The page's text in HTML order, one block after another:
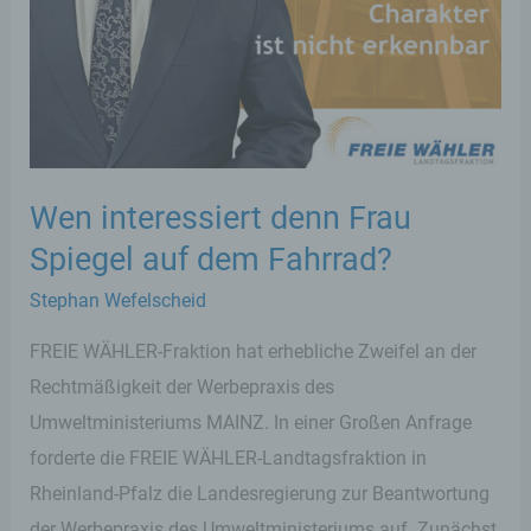
Wen interessiert denn Frau
Spiegel auf dem Fahrrad?
Stephan Wefelscheid
FREIE WÄHLER-Fraktion hat erhebliche Zweifel an der
Rechtmäßigkeit der Werbepraxis des
Umweltministeriums MAINZ. In einer Großen Anfrage
forderte die FREIE WÄHLER-Landtagsfraktion in
Rheinland-Pfalz die Landesregierung zur Beantwortung
einer Erklärung oder einer sonstigen
eindeutigen bestätigenden Handlung, mit
der die betroffene Person zu verstehen gibt,
dass sie mit der Verarbeitung der sie
betreffenden personenbezogenen Daten
einverstanden ist.
Name und Anschrift des für die Verarbeitung
Verantwortlichen
Verantwortlicher im Sinne der Datenschutz-
Grundverordnung, sonstiger in den Mitgliedstaaten
der Europäischen Union geltenden
Datenschutzgesetze und anderer Bestimmungen
mit datenschutzrechtlichem Charakter ist die:
Stephan Wefelscheid, MdL
Kurfürstenstraße 23